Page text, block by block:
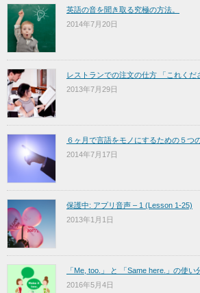
英語の音を聞き取る究極の方法。
2014年7月20日
レストランでの注文の仕方 「これくだ
2013年7月29日
６ヶ月で言語をモノにするための５つ
2014年7月17日
保護中: アプリ音声 – 1 (Lesson 1-25)
2013年1月1日
「Me, too.」 と 「Same here.」の使い
2016年5月4日